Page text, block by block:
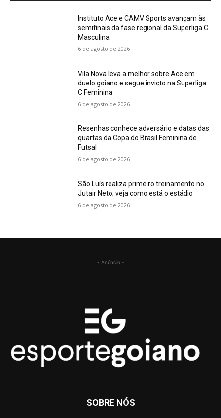
Instituto Ace e CAMV Sports avançam às
semifinais da fase regional da Superliga C
Masculina
6 de agosto de 2026
Vila Nova leva a melhor sobre Ace em
duelo goiano e segue invicto na Superliga
C Feminina
6 de agosto de 2026
Resenhas conhece adversário e datas das
quartas da Copa do Brasil Feminina de
Futsal
6 de agosto de 2026
São Luís realiza primeiro treinamento no
Jutair Neto; veja como está o estádio
6 de agosto de 2026
- Anúncio -
SOBRE NÓS